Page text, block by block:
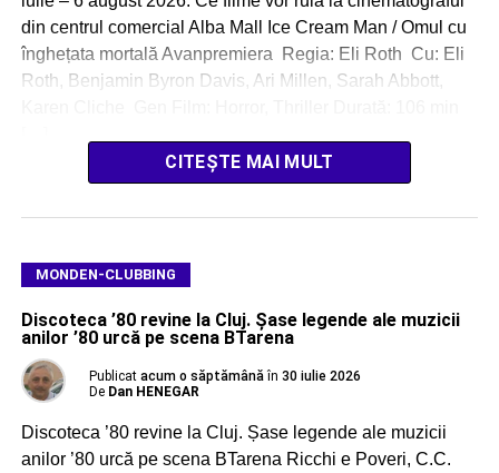
din centrul comercial Alba Mall Ice Cream Man / Omul cu
înghețata mortală Avanpremiera Regia: Eli Roth Cu: Eli
Roth, Benjamin Byron Davis, Ari Millen, Sarah Abbott,
CITEȘTE MAI MULT
MONDEN-CLUBBING
Discoteca ’80 revine la Cluj. Șase legende ale muzicii
anilor ’80 urcă pe scena BTarena
Publicat acum o săptămână în 30 iulie 2026
De Dan HENEGAR
Discoteca ’80 revine la Cluj. Șase legende ale muzicii
anilor ’80 urcă pe scena BTarena Ricchi e Poveri, C.C.